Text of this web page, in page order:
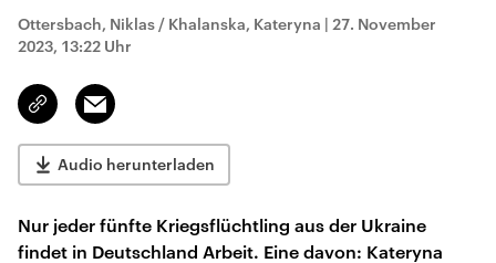
Ottersbach, Niklas / Khalanska, Kateryna | 27. November
2023, 13:22 Uhr
Link
kopieren/teilen
Email
Audio herunterladen
Nur jeder fünfte Kriegsflüchtling aus der Ukraine
findet in Deutschland Arbeit. Eine davon: Kateryna